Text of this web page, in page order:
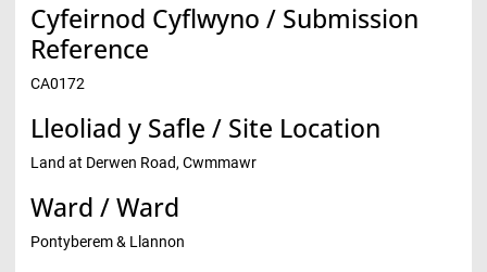
Cyfeirnod Cyflwyno / Submission
Reference
CA0172
Lleoliad y Safle / Site Location
Land at Derwen Road, Cwmmawr
Ward / Ward
Pontyberem & Llannon